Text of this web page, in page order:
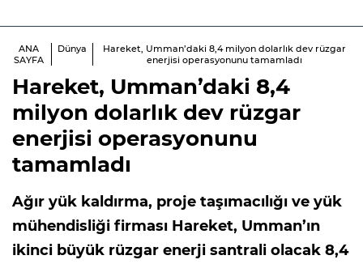
ANA
SAYFA
Dünya
Hareket, Umman’daki 8,4 milyon dolarlık dev rüzgar
enerjisi operasyonunu tamamladı
Hareket, Umman’daki 8,4
milyon dolarlık dev rüzgar
enerjisi operasyonunu
tamamladı
Ağır yük kaldırma, proje taşımacılığı ve yük
mühendisliği firması Hareket, Umman’ın
ikinci büyük rüzgar enerji santrali olacak 8,4